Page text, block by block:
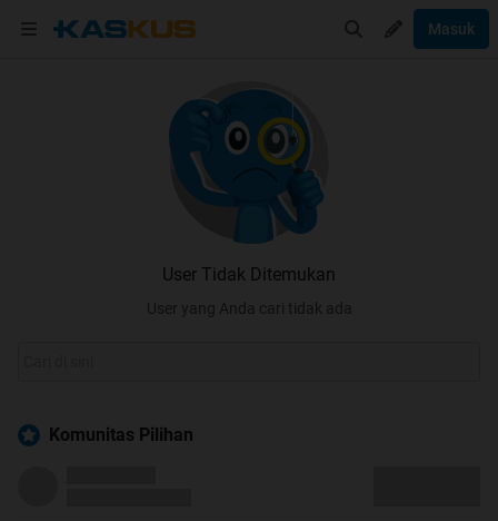
Masuk
User Tidak Ditemukan
User yang Anda cari tidak ada
Komunitas Pilihan